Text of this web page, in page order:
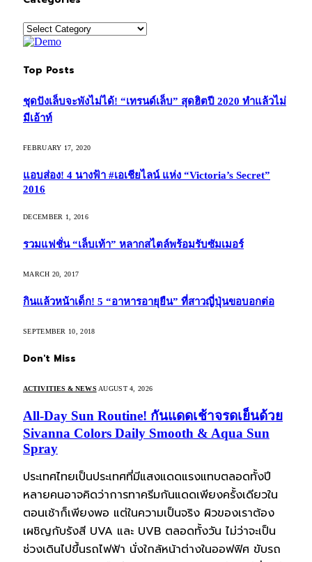
Categories
Top Posts
ชุดปังเล็บจะพังไม่ได้! “เทรนด์เล็บ” สุดฮิตปี 2020 ทำแล้วไม่
มีเอ้าท์
FEBRUARY 17, 2020
แอบส่อง! 4 นางฟ้า #เอเชียไลน์ แห่ง “Victoria’s Secret”
2016
DECEMBER 1, 2016
รวมแฟชั่น “เล็บเท้า” หลากสไตล์พร้อมรับซัมเมอร์
MARCH 20, 2017
กินแล้วหน้าเด็ก! 5 “อาหารอายุยืน” ที่สาวญี่ปุ่นขอบอกต่อ
SEPTEMBER 10, 2018
Don't Miss
ACTIVITIES & NEWS AUGUST 4, 2026
All-Day Sun Routine! กันแดดเช้าจรดเย็นด้วย
Sivanna Colors Daily Smooth & Aqua Sun
Spray
ประเทศไทยเป็นประเทศที่มีแสงแดดแรงแทบตลอดทั้งปี
หลายคนอาจคิดว่าการทาครีมกันแดดเพียงครั้งเดียวใน
ตอนเช้าก็เพียงพอ แต่ในความเป็นจริง ผิวของเราต้อง
เผชิญกับรังสี UVA และ UVB ตลอดทั้งวัน ไม่ว่าจะเป็น
ช่วงเดินไปขึ้นรถไฟฟ้า นั่งใกล้หน้าต่างในออฟฟิศ ขับรถ